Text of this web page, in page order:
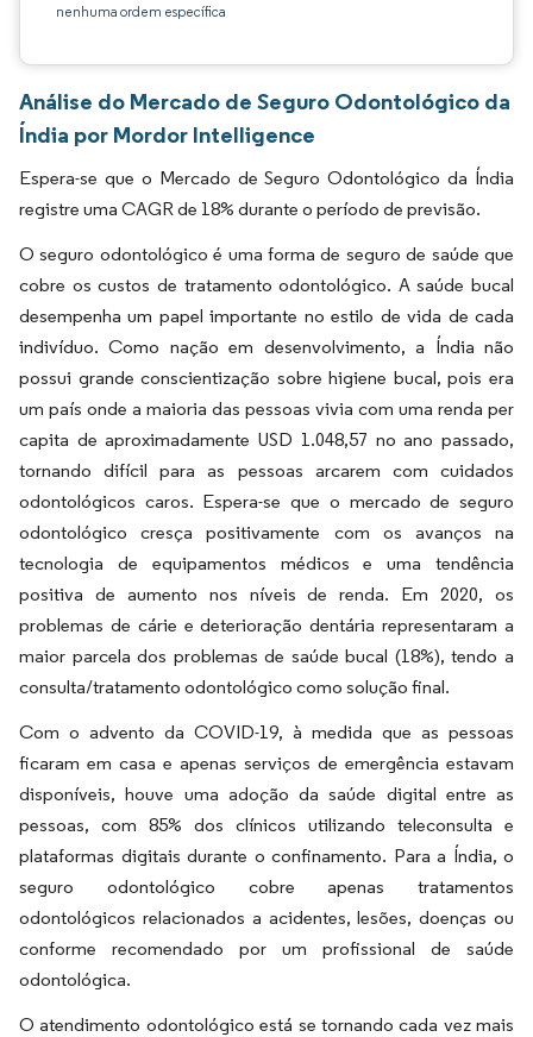
nenhuma ordem específica
Análise do Mercado de Seguro Odontológico da
Índia por Mordor Intelligence
Espera-se que o Mercado de Seguro Odontológico da Índia
registre uma CAGR de 18% durante o período de previsão.
O seguro odontológico é uma forma de seguro de saúde que
cobre os custos de tratamento odontológico. A saúde bucal
desempenha um papel importante no estilo de vida de cada
indivíduo. Como nação em desenvolvimento, a Índia não
possui grande conscientização sobre higiene bucal, pois era
um país onde a maioria das pessoas vivia com uma renda per
capita de aproximadamente USD 1.048,57 no ano passado,
tornando difícil para as pessoas arcarem com cuidados
odontológicos caros. Espera-se que o mercado de seguro
odontológico cresça positivamente com os avanços na
tecnologia de equipamentos médicos e uma tendência
positiva de aumento nos níveis de renda. Em 2020, os
problemas de cárie e deterioração dentária representaram a
maior parcela dos problemas de saúde bucal (18%), tendo a
consulta/tratamento odontológico como solução final.
Com o advento da COVID-19, à medida que as pessoas
ficaram em casa e apenas serviços de emergência estavam
disponíveis, houve uma adoção da saúde digital entre as
pessoas, com 85% dos clínicos utilizando teleconsulta e
plataformas digitais durante o confinamento. Para a Índia, o
seguro odontológico cobre apenas tratamentos
odontológicos relacionados a acidentes, lesões, doenças ou
conforme recomendado por um profissional de saúde
odontológica.
O atendimento odontológico está se tornando cada vez mais